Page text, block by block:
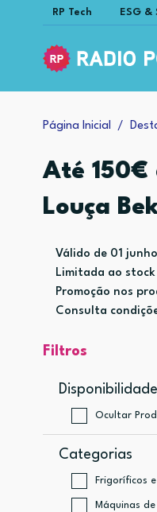
RP Tech ESG
Página Inicial
Até 150€
Louça
Válido de 01
Limitada ao
Promoção nos
Consulta
Filtros
Disponibilidade
Ocultar
Categorias
Frigoríficos
Máquinas